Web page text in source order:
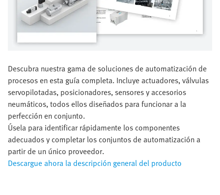
Descubra nuestra gama de soluciones de automatización de
procesos en esta guía completa. Incluye actuadores, válvulas
servopilotadas, posicionadores, sensores y accesorios
neumáticos, todos ellos diseñados para funcionar a la
perfección en conjunto.
Úsela para identificar rápidamente los componentes
adecuados y completar los conjuntos de automatización a
partir de un único proveedor.
Descargue ahora la descripción general del producto